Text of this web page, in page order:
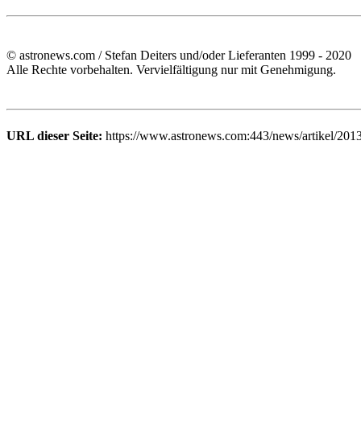
© astronews.com / Stefan Deiters und/oder Lieferanten 1999 - 2020
Alle Rechte vorbehalten. Vervielfältigung nur mit Genehmigung.
URL dieser Seite: https://www.astronews.com:443/news/artikel/